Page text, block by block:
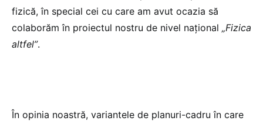
fizică, în special cei cu care am avut ocazia să
colaborăm în proiectul nostru de nivel național „Fizica
altfel”.
În opinia noastră, variantele de planuri-cadru în care